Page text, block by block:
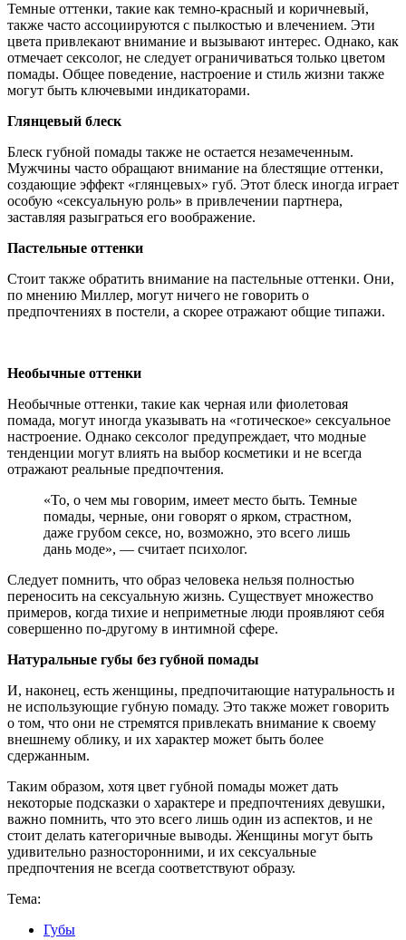
Темные оттенки, такие как темно-красный и коричневый,
также часто ассоциируются с пылкостью и влечением. Эти
цвета привлекают внимание и вызывают интерес. Однако, как
отмечает сексолог, не следует ограничиваться только цветом
помады. Общее поведение, настроение и стиль жизни также
могут быть ключевыми индикаторами.
Глянцевый блеск
Блеск губной помады также не остается незамеченным.
Мужчины часто обращают внимание на блестящие оттенки,
создающие эффект «глянцевых» губ. Этот блеск иногда играет
особую «сексуальную роль» в привлечении партнера,
заставляя разыграться его воображение.
Пастельные оттенки
Стоит также обратить внимание на пастельные оттенки. Они,
по мнению Миллер, могут ничего не говорить о
предпочтениях в постели, а скорее отражают общие типажи.
Необычные оттенки
Необычные оттенки, такие как черная или фиолетовая
помада, могут иногда указывать на «готическое» сексуальное
настроение. Однако сексолог предупреждает, что модные
тенденции могут влиять на выбор косметики и не всегда
отражают реальные предпочтения.
«То, о чем мы говорим, имеет место быть. Темные
помады, черные, они говорят о ярком, страстном,
даже грубом сексе, но, возможно, это всего лишь
дань моде», — считает психолог.
Следует помнить, что образ человека нельзя полностью
переносить на сексуальную жизнь. Существует множество
примеров, когда тихие и неприметные люди проявляют себя
совершенно по-другому в интимной сфере.
Натуральные губы без губной помады
И, наконец, есть женщины, предпочитающие натуральность и
не использующие губную помаду. Это также может говорить
о том, что они не стремятся привлекать внимание к своему
внешнему облику, и их характер может быть более
сдержанным.
Таким образом, хотя цвет губной помады может дать
некоторые подсказки о характере и предпочтениях девушки,
важно помнить, что это всего лишь один из аспектов, и не
стоит делать категоричные выводы. Женщины могут быть
удивительно разносторонними, и их сексуальные
предпочтения не всегда соответствуют образу.
Тема:
Губы